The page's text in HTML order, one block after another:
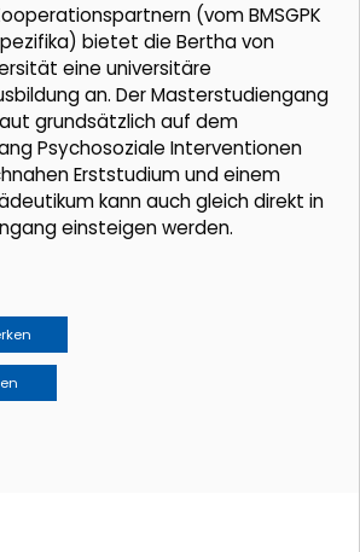
(vom BMSGPK
bietet die Bertha von
eine universitäre
an. Der Masterstudiengang
grundsätzlich auf dem
Psychosoziale Interventionen
Erststudium und einem
kann auch gleich direkt in
einsteigen werden.